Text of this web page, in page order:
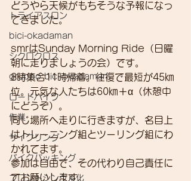
トライアスロン
bici-okadaman
シクロクロス
gruppo bici-okadaman
ロードバイク
作業
サイクリング
バイクパッキング
フロントシングル化
どうやら天候がもちそうな予報になっ
てきました。
smrはSunday Morning Ride（日曜
朝に走りましょうの会）です。
8時集合11時帰着。往復で最短が45㎞
位。元気な人たちは60㎞＋α（休憩中
にどうぞ）。
同じ場所へ走りに行きますが、名目上
はトレーニング組とツーリング組にわ
かれてます。
参加は自由で、その代わり自己責任に
てお願いします。